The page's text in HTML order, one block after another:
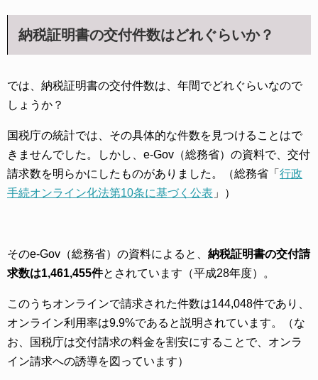
納税証明書の交付件数はどれぐらいか？
では、納税証明書の交付件数は、年間でどれぐらいなので
しょうか？
国税庁の統計では、その具体的な件数を見つけることはで
きませんでした。しかし、e-Gov（総務省）の資料で、交付
請求数を明らかにしたものがありました。（総務省「 行政
手続オンライン化法第10条に基づく公表 」）
そのe-Gov（総務省）の資料によると、 納税証明書の交付請
求数は1,461,455件とされています（平成28年度）。
このうちオンラインで請求された件数は144,048件であり、
オンライン利用率は9.9%であると説明されています。（な
お、国税庁は交付請求の料金を割安にすることで、オンラ
イン請求への誘導を図っています）